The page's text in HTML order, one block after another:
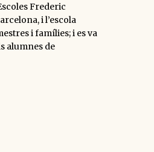
Frederic
i l’escola
i famílies; i es va
alumnes de